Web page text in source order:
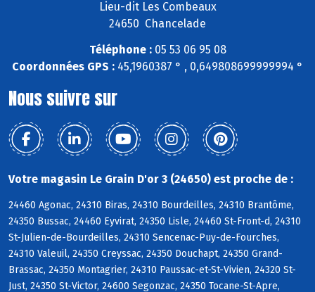
Lieu-dit Les Combeaux
24650 Chancelade
Téléphone :05 53 06 95 08
Coordonnées GPS : 45,1960387 ° , 0,649808699999994 °
Nous suivre sur
Votre magasin Le Grain D'or 3 (24650) est proche de :
24460 Agonac, 24310 Biras, 24310 Bourdeilles, 24310 Brantôme,
24350 Bussac, 24460 Eyvirat, 24350 Lisle, 24460 St-Front-d, 24310
St-Julien-de-Bourdeilles, 24310 Sencenac-Puy-de-Fourches,
24310 Valeuil, 24350 Creyssac, 24350 Douchapt, 24350 Grand-
Brassac, 24350 Montagrier, 24310 Paussac-et-St-Vivien, 24320 St-
Just, 24350 St-Victor, 24600 Segonzac, 24350 Tocane-St-Apre,